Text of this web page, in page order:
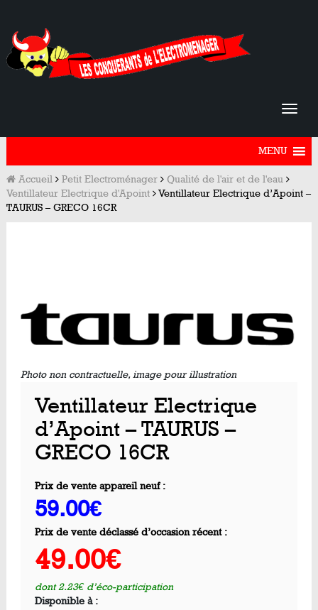
MENU
Accueil Petit Electroménager
Qualité de l'air et de l'eau
Ventillateur Electrique d'Apoint
Ventillateur Electrique d’Apoint –
TAURUS – GRECO 16CR
Photo non contractuelle, image pour illustration
Ventillateur Electrique
d’Apoint – TAURUS –
GRECO 16CR
Prix de vente appareil neuf :
59.00€
Prix de vente déclassé d’occasion récent :
49.00€
dont 2.23€ d’éco-participation
Disponible à :